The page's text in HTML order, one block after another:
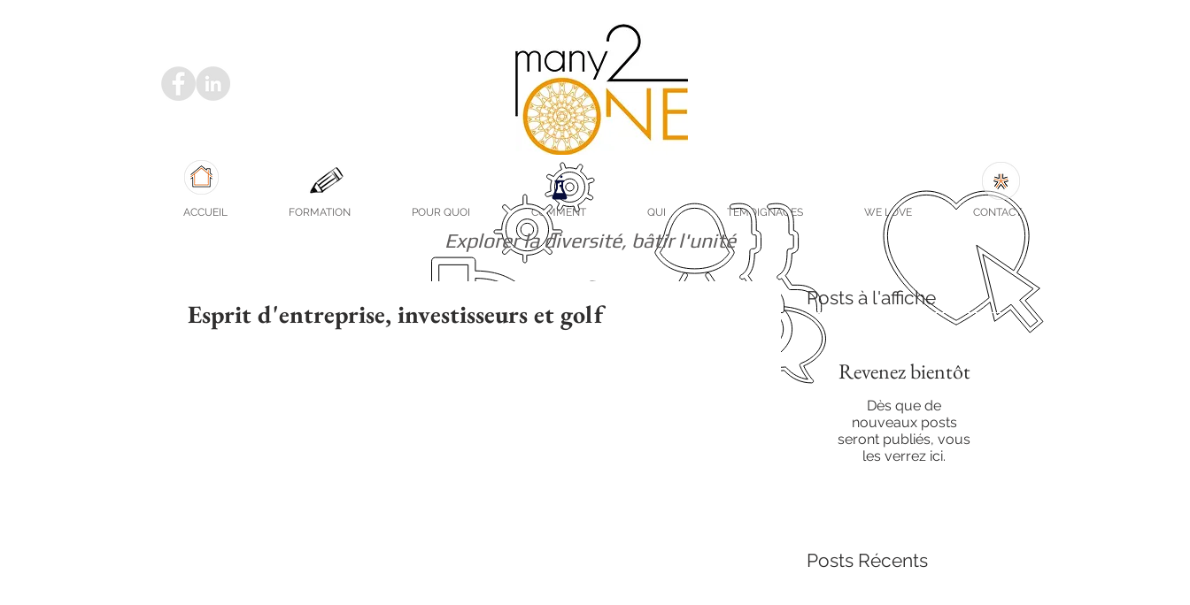
ACCUEIL FORMATION POUR QUOI COMMENT QUI TEMOIGNAGES WE LOVE CONTACT
Explorer la diversité, bâtir l'unité
Esprit d'entreprise, investisseurs et golf
Posts à l'affiche
Revenez bientôt
Dès que de
nouveaux posts
seront publiés, vous
les verrez ici.
Posts Récents